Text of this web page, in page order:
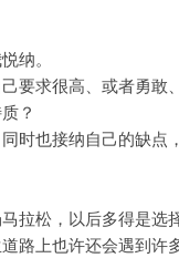
纳。
要求很高、或者勇敢
？
时也接纳自己的缺点
拉松，以后多得是选
路上也许还会遇到许